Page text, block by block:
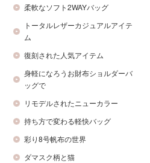
柔軟なソフト2WAYバッグ
トータルレザーカジュアルアイテ
ム
復刻された人気アイテム
身軽になろうお財布ショルダーバ
ッグで
リモデルされたニューカラー
持ち方で変わる軽快バッグ
彩り8号帆布の世界
ダマスク柄と猫